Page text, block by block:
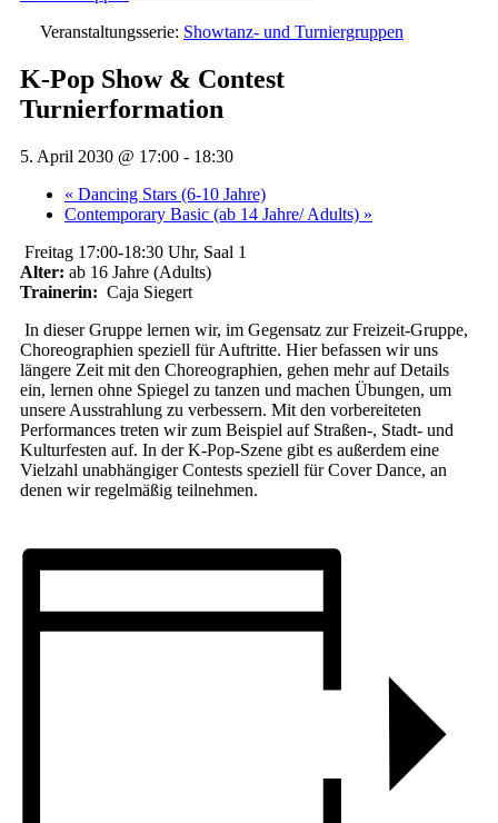
Veranstaltungsserie: Showtanz- und Turniergruppen
K-Pop Show & Contest
Turnierformation
5. April 2030 @ 17:00 - 18:30
« Dancing Stars (6-10 Jahre)
Contemporary Basic (ab 14 Jahre/ Adults) »
Freitag 17:00-18:30 Uhr, Saal 1
Alter: ab 16 Jahre (Adults)
Trainerin: Caja Siegert
In dieser Gruppe lernen wir, im Gegensatz zur Freizeit-Gruppe,
Choreographien speziell für Auftritte. Hier befassen wir uns
längere Zeit mit den Choreographien, gehen mehr auf Details
ein, lernen ohne Spiegel zu tanzen und machen Übungen, um
unsere Ausstrahlung zu verbessern. Mit den vorbereiteten
Performances treten wir zum Beispiel auf Straßen-, Stadt- und
Kulturfesten auf. In der K-Pop-Szene gibt es außerdem eine
Vielzahl unabhängiger Contests speziell für Cover Dance, an
denen wir regelmäßig teilnehmen.